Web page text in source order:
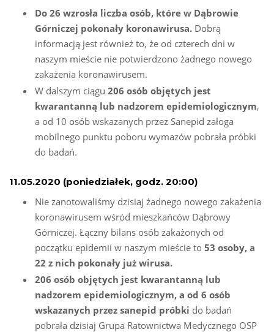
Do 26 wzrosła liczba osób, które w Dąbrowie
Górniczej pokonały koronawirusa. Dobrą
informacją jest również to, że od czterech dni w
naszym mieście nie potwierdzono żadnego nowego
zakażenia koronawirusem.
W dalszym ciągu 206 osób objętych jest
kwarantanną lub nadzorem epidemiologicznym,
a od 10 osób wskazanych przez Sanepid załoga
mobilnego punktu poboru wymazów pobrała próbki
do badań.
11.05.2020 (poniedziałek, godz. 20:00)
Nie zanotowaliśmy dzisiaj żadnego nowego zakażenia
koronawirusem wśród mieszkańców Dąbrowy
Górniczej. Łączny bilans osób zakażonych od
początku epidemii w naszym mieście to 53 osoby, a
22 z nich pokonały już wirusa.
206 osób objętych jest kwarantanną lub
nadzorem epidemiologicznym, a od 6 osób
wskazanych przez sanepid próbki do badań
pobrała dzisiaj Grupa Ratownictwa Medycznego OSP